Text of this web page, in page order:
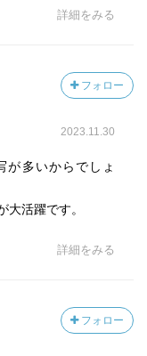
」の消息と理由を
ク（イジーキエ
を越えて連れ戻そ
そして、父親の消
才科学者、ゾン
、面白そうな要素
ページのボリュー
詳細をみる
フォロー
2023.11.30
が多いからでしょ
活躍です。
詳細をみる
フォロー